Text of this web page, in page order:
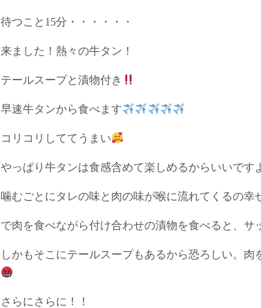
待つこと15分・・・・・・
来ました！熱々の牛タン！
テールスープと漬物付き
早速牛タンから食べます
コリコリしててうまい
やっぱり牛タンは食感含めて楽しめるからいいです
噛むごとにタレの味と肉の味が喉に流れてくるの幸
で肉を食べながら付け合わせの漬物を食べると、サ
しかもそこにテールスープもあるから恐ろしい。
さらにさらに！！